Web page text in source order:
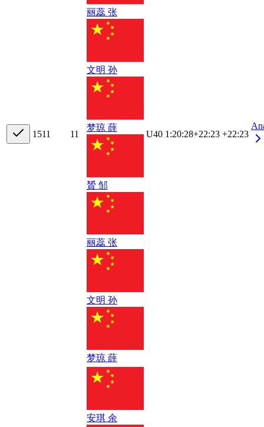
1511 11
丽蕊 张
文明 孙
梦琼 薛
贇 邹
丽蕊 张
文明 孙
梦琼 薛
U40 1:20:28+22:23 +22:23
安琪 余